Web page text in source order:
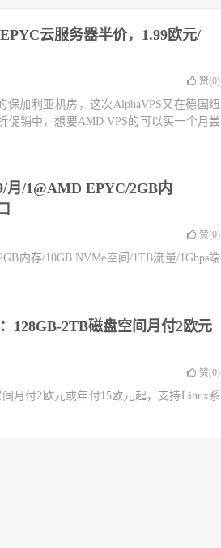
云服务器半价，1.99欧元/
赞(0)
保加利亚机房，这次AlphaVPS又在德国纽
促销中，想要AMD VPS的可以买一个月尝
月/1@AMD EPYC/2GB内
赞(0)
内存/10GB NVMe空间/1TB流量/1Gbps端
128GB-2TB磁盘空间月付2欧元
赞(0)
月付2欧元或年付15欧元起，支持Linux系